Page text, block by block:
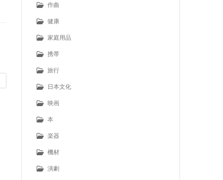
作曲
健康
家庭用品
携帯
旅行
日本文化
映画
本
楽器
機材
演劇